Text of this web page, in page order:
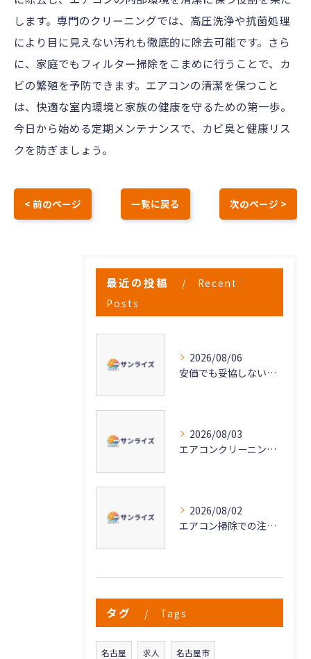
します。専門のクリーニングでは、高圧洗浄や抗菌処理
により目に見えない汚れも徹底的に除去可能です。さら
に、家庭でもフィルター掃除をこまめに行うことで、カ
ビの繁殖を予防できます。エアコンの清潔を保つこと
は、快適な室内環境と家族の健康を守るための第一歩。
今日から始める定期メンテナンスで、カビ臭と健康リス
クを防ぎましょう。
< 前のページ 一覧に戻る 次のページ >
最近の投稿
Recent
Posts
2026/08/06
安価でも妥協しない高品質なエアコンクリーニングの秘密
2026/08/03
エアコンクリーニングで実現する快適な空気環境づくり
2026/08/02
エアコン掃除での注意点と愛知県名古屋市清須市で失敗しない依頼のポイント
タグ Tags
名古屋 求人 名古屋市